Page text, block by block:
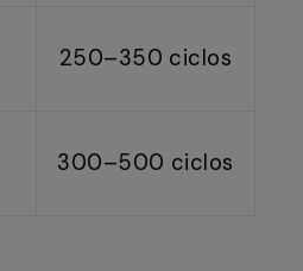
250–350 ciclos
300–500 ciclos